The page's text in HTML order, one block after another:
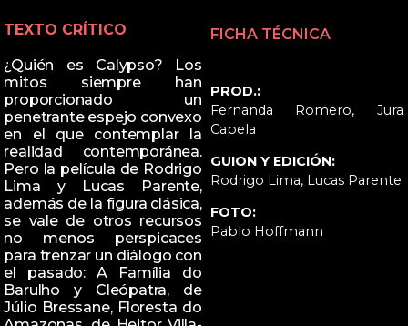
TEXTO CRÍTICO
¿Quién es Calypso? Los
mitos siempre han
proporcionado un
penetrante espejo convexo
en el que contemplar la
realidad contemporánea.
Pero la película de Rodrigo
Lima y Lucas Parente,
además de la figura clásica,
se vale de otros recursos
no menos perspicaces
para trenzar un diálogo con
el pasado: A Família do
Barulho y Cleópatra, de
Júlio Bressane, Floresta do
FICHA TÉCNICA
PROD.:
Fernanda Romero, Jura
Capela
GUION Y EDICIÓN:
Rodrigo Lima, Lucas Parente
FOTO:
Pablo Hoffmann